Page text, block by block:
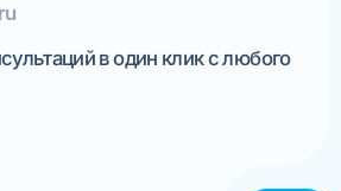
в один клик с любого